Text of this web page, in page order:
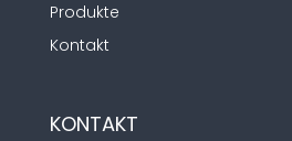
Produkte
Kontakt
KONTAKT